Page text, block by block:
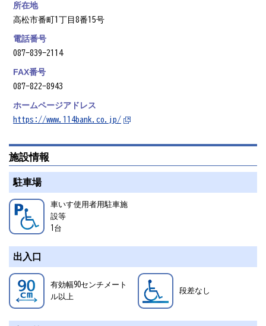
所在地
高松市番町1丁目8番15号
電話番号
087-839-2114
FAX番号
087-822-8943
ホームページアドレス
https://www.114bank.co.jp/
施設情報
駐車場
車いす使用者用駐車施
設等
台
出入口
有効幅90センチメート
ル以上
段差なし